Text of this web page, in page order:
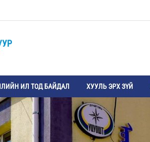
ИЛ ТОД БАЙДАЛ ХУУЛЬ ЭРХ ЗҮЙ